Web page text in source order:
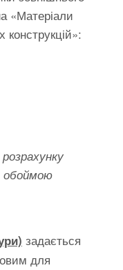
«Матеріали
обоймою
задається
для